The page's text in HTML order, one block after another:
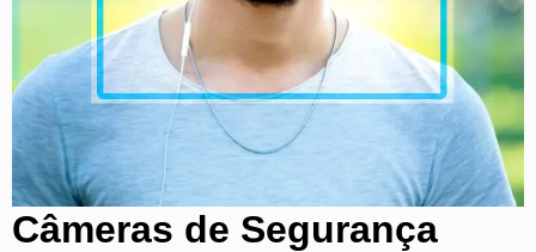
Câmeras de Segurança